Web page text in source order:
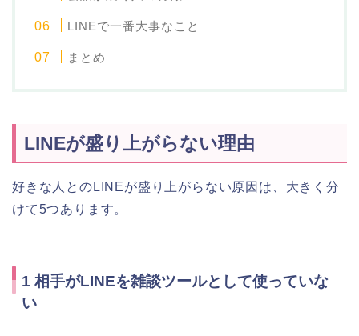
LINEで一番大事なこと
まとめ
LINEが盛り上がらない理由
好きな人とのLINEが盛り上がらない原因は、大きく分
けて5つあります。
1 相手がLINEを雑談ツールとして使っていな
い